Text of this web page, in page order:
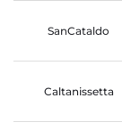
SanCataldo
Caltanissetta